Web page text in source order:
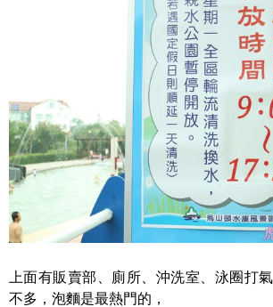
上面有販賣部、廁所、沖洗室、泳圈打
不多，泡麵是最熱門的，